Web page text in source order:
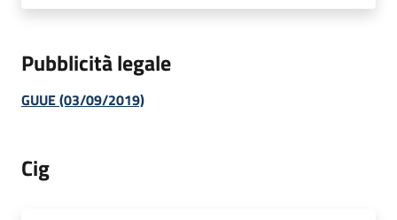
Pubblicità legale
GUUE (03/09/2019)
Cig